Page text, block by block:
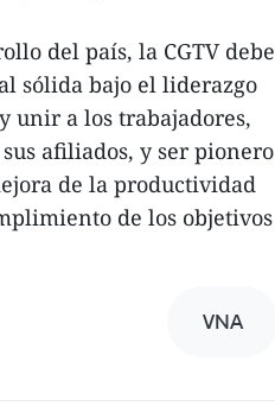
del país, la CGTV debe
sólida bajo el liderazgo
unir a los trabajadores,
afiliados, y ser pionero
de la productividad
de los objetivos
VNA